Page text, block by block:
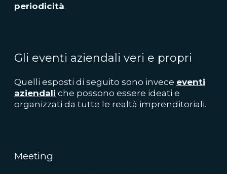
periodicità.
Gli eventi aziendali veri e propri
Quelli esposti di seguito sono invece eventi
aziendali che possono essere ideati e
organizzati da tutte le realtà imprenditoriali.
Meeting